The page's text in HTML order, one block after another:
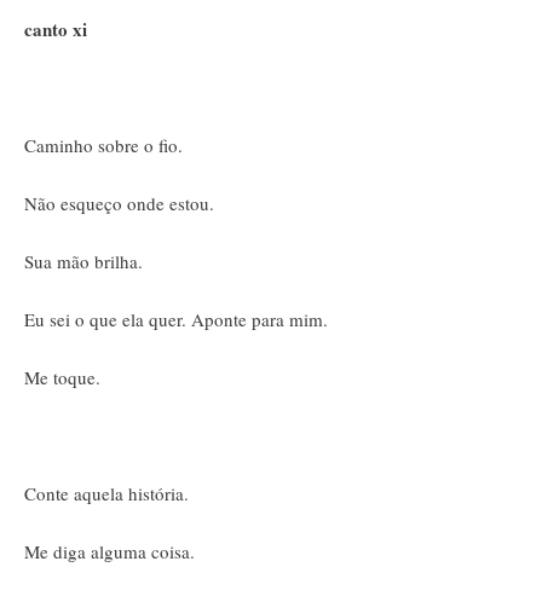
canto xi
Caminho sobre o fio.
Não esqueço onde estou.
Sua mão brilha.
Eu sei o que ela quer. Aponte para mim.
Me toque.
Conte aquela história.
Me diga alguma coisa.